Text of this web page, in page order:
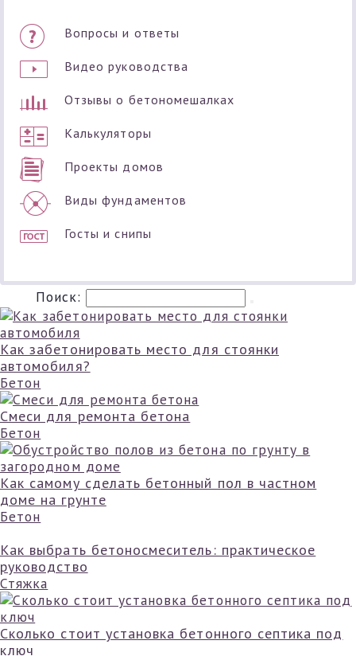
Вопросы и ответы
Видео руководства
Отзывы о бетономешалках
Калькуляторы
Проекты домов
Виды фундаментов
Госты и снипы
Поиск:
Как забетонировать место для стоянки
автомобиля?
Бетон
Смеси для ремонта бетона
Бетон
Как самому сделать бетонный пол в частном
доме на грунте
Бетон
Как выбрать бетоносмеситель: практическое
руководство
Стяжка
Сколько стоит установка бетонного септика под
ключ